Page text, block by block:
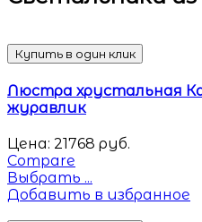
Купить в один клик
Люстра хрустальная
журавлик
Цена: 21768 руб.
Compare
Выбрать ...
Добавить в избранное